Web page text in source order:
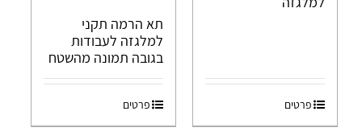
פרטים
תא הרמה תקני
למלגזה לעבודות
בגובה תמונה מהשטח
פרטים